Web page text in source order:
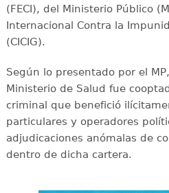
(FECI), del Ministerio Público
Internacional Contra la
(CICIG).
Según lo presentado por el
Ministerio de Salud fue
criminal que benefició
particulares y operadores
adjudicaciones anómalas de
dentro de dicha cartera.